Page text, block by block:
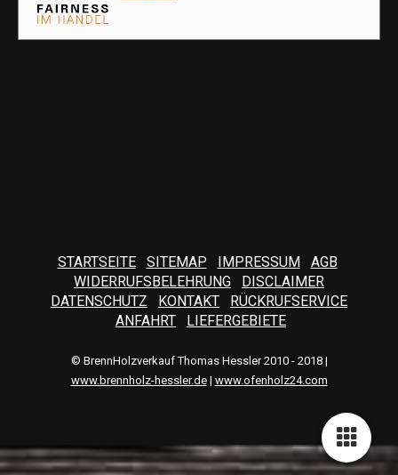
STARTSEITE SITEMAP IMPRESSUM
AGB
WIDERRUFSBELEHRUNG
DISCLAIMER
DATENSCHUTZ
KONTAKT
RÜCKRUFSERVICE
ANFAHRT
LIEFERGEBIETE
© BrennHolzverkauf Thomas Hessler 2010 - 2018 |
www.brennholz-hessler.de| www.ofenholz24.com